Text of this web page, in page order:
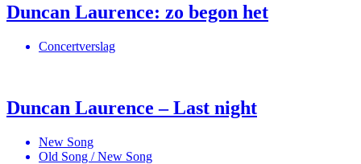
Duncan Laurence: zo begon het
Concertverslag
Duncan Laurence – Last night
New Song
Old Song / New Song